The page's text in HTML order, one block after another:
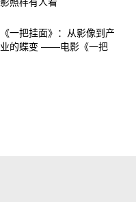
《一把挂面》：从影像到产
业的蝶变 ——电影《一把